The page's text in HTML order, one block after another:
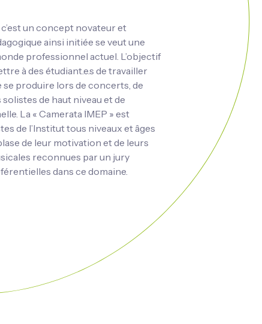
un concept novateur et
ainsi initiée se veut une
professionnel actuel. L’objectif
à des étudiant.e.s de travailler
se produire lors de concerts, de
de haut niveau et de
La « Camerata IMEP » est
de l’Institut tous niveaux et âges
de leur motivation et de leurs
reconnues par un jury
dans ce domaine.